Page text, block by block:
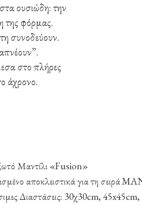
ουσιώδη: την
της φόρμας.
συνοδεύουν.
στο πλήρες
άχρονο.
Μαντίλι «Fusion»
αποκλειστικά για τη σειρά
Διαστάσεις: 30χ30cm,